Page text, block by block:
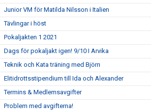
Junior VM för Matilda Nilsson i Italien
Tävlingar i höst
Pokaljakten 1 2021
Dags för pokaljakt igen! 9/10 I Arvika
Teknik och Kata träning med Björn
Elitidrottsstipendium till Ida och Alexander
Termins & Medlemsavgifter
Problem med avgifterna!